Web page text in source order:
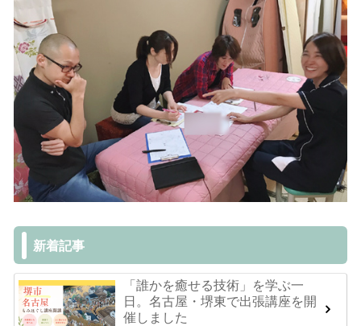
新着記事
「誰かを癒せる技術」を学ぶ一
日。名古屋・堺東で出張講座を開
催しました